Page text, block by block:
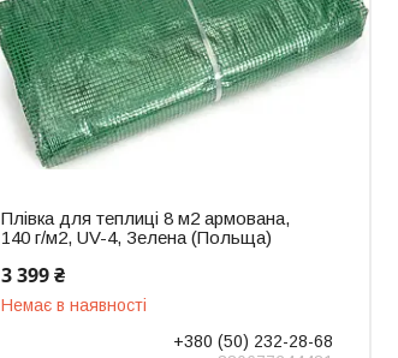
Плівка для теплиці 8 м2 армована,
140 г/м2, UV-4, Зелена (Польща)
3 399 ₴
Немає в наявності
+380 (50) 232-28-68